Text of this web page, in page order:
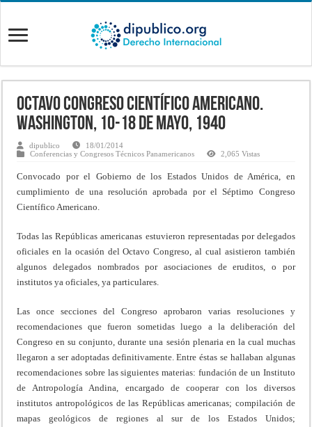
Octavo Congreso Científico Americano.
Washington, 10-18 de Mayo, 1940
dipublico
18/01/2014
Conferencias y Congresos Técnicos Panamericanos
2,065 Vistas
Convocado por el Gobierno de los Estados Unidos de América, en
cumplimiento de una resolución aprobada por el Séptimo Congreso
Científico Americano.
Todas las Repúblicas americanas estuvieron representadas por delegados
oficiales en la ocasión del Octavo Congreso, al cual asistieron también
algunos delegados nombrados por asociaciones de eruditos, o por
institutos ya oficiales, ya particulares.
Las once secciones del Congreso aprobaron varias resoluciones y
recomendaciones que fueron sometidas luego a la deliberación del
Congreso en su conjunto, durante una sesión plenaria en la cual muchas
llegaron a ser adoptadas definitivamente. Entre éstas se hallaban algunas
recomendaciones sobre las siguientes materias: fundación de un Instituto
de Antropología Andina, encargado de cooperar con los diversos
institutos antropológicos de las Repúblicas americanas; compilación de
mapas geológicos de regiones al sur de los Estados Unidos;